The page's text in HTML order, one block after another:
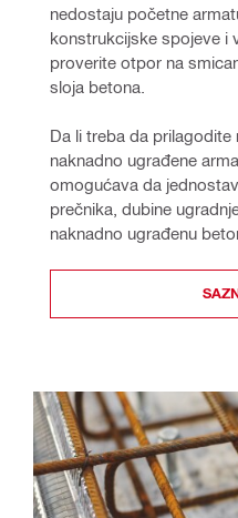
nedostaju početne
konstrukcijske spojeve i
proverite otpor na
sloja betona.
Da li treba da
naknadno ugrađene
omogućava da
prečnika, dubine
naknadno ugrađenu